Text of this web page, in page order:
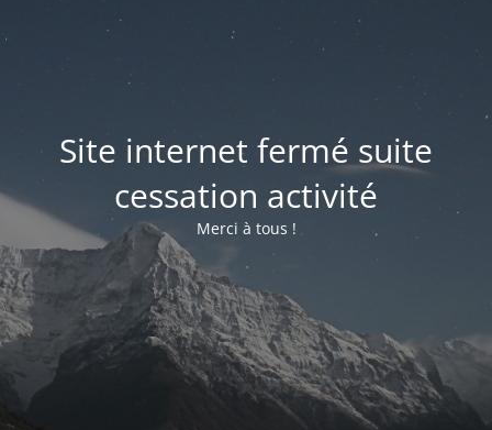
Site internet fermé suite
cessation activité
Merci à tous !